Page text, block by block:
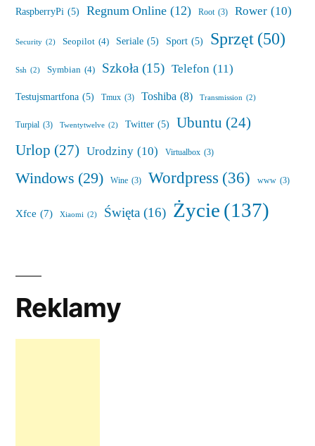
RaspberryPi (5) Regnum Online (12) Root (3) Rower (10)
Security (2) Seopilot (4) Seriale (5) Sport (5) Sprzęt(50)
Ssh (2) Symbian (4) Szkoła (15) Telefon (11)
Testujsmartfona (5) Tmux (3) Toshiba (8) Transmission (2)
Turpial (3) Twentytwelve (2) Twitter (5) Ubuntu (24)
Urlop (27) Urodziny (10) Virtualbox (3)
Windows (29) Wine (3) Wordpress (36) www (3)
Xfce (7) Xiaomi (2) Święta (16) Życie(137)
Reklamy